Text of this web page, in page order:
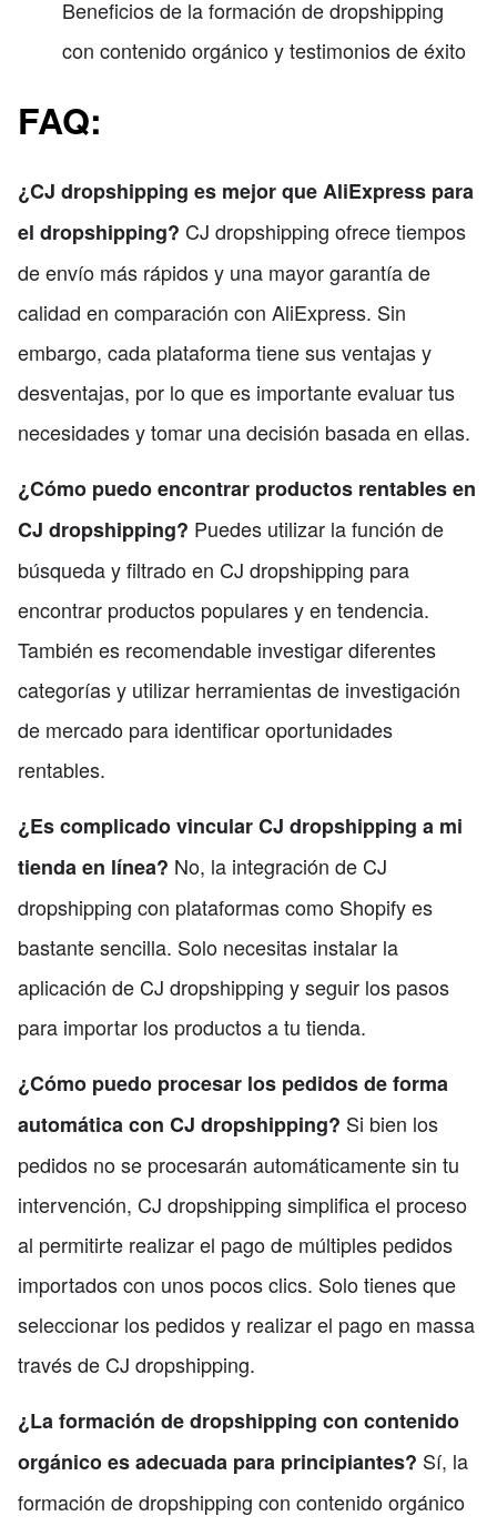
Beneficios de la formación de dropshipping
con contenido orgánico y testimonios de éxito
FAQ:
¿CJ dropshipping es mejor que AliExpress para
el dropshipping? CJ dropshipping ofrece tiempos
de envío más rápidos y una mayor garantía de
calidad en comparación con AliExpress. Sin
embargo, cada plataforma tiene sus ventajas y
desventajas, por lo que es importante evaluar tus
necesidades y tomar una decisión basada en ellas.
¿Cómo puedo encontrar productos rentables en
CJ dropshipping? Puedes utilizar la función de
búsqueda y filtrado en CJ dropshipping para
encontrar productos populares y en tendencia.
También es recomendable investigar diferentes
categorías y utilizar herramientas de investigación
de mercado para identificar oportunidades
rentables.
¿Es complicado vincular CJ dropshipping a mi
tienda en línea? No, la integración de CJ
dropshipping con plataformas como Shopify es
bastante sencilla. Solo necesitas instalar la
aplicación de CJ dropshipping y seguir los pasos
para importar los productos a tu tienda.
¿Cómo puedo procesar los pedidos de forma
automática con CJ dropshipping? Si bien los
pedidos no se procesarán automáticamente sin tu
intervención, CJ dropshipping simplifica el proceso
al permitirte realizar el pago de múltiples pedidos
importados con unos pocos clics. Solo tienes que
seleccionar los pedidos y realizar el pago en massa
través de CJ dropshipping.
¿La formación de dropshipping con contenido
orgánico es adecuada para principiantes? Sí, la
formación de dropshipping con contenido orgánico